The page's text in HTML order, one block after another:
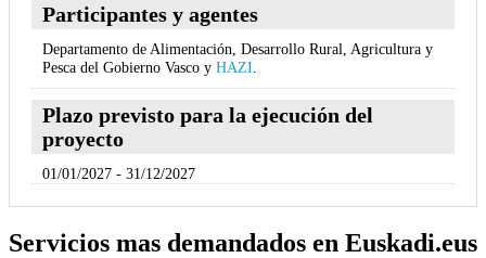
Participantes y agentes
Departamento de Alimentación, Desarrollo Rural, Agricultura y
Pesca del Gobierno Vasco y HAZI
Plazo previsto para la ejecución del
proyecto
01/01/2027 - 31/12/2027
Servicios mas demandados en Euskadi.eus